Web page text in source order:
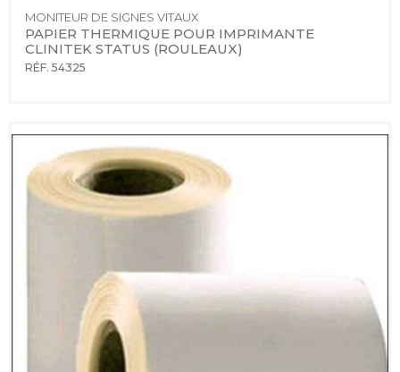
MONITEUR DE SIGNES VITAUX
PAPIER THERMIQUE POUR IMPRIMANTE
CLINITEK STATUS (ROULEAUX)
RÉF. 54325